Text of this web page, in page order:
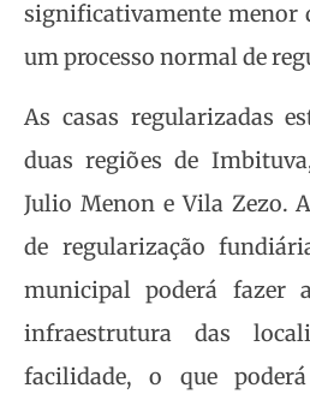
significativamente menor
um processo normal de
As casas regularizadas
duas regiões de
Julio Menon e Vila Zezo.
de regularização
municipal poderá fazer
infraestrutura das
facilidade, o que